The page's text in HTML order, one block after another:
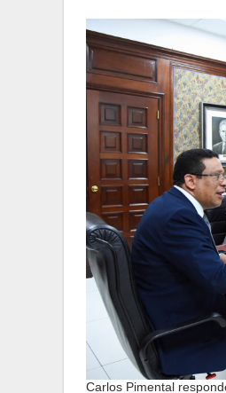
Carlos Pimental